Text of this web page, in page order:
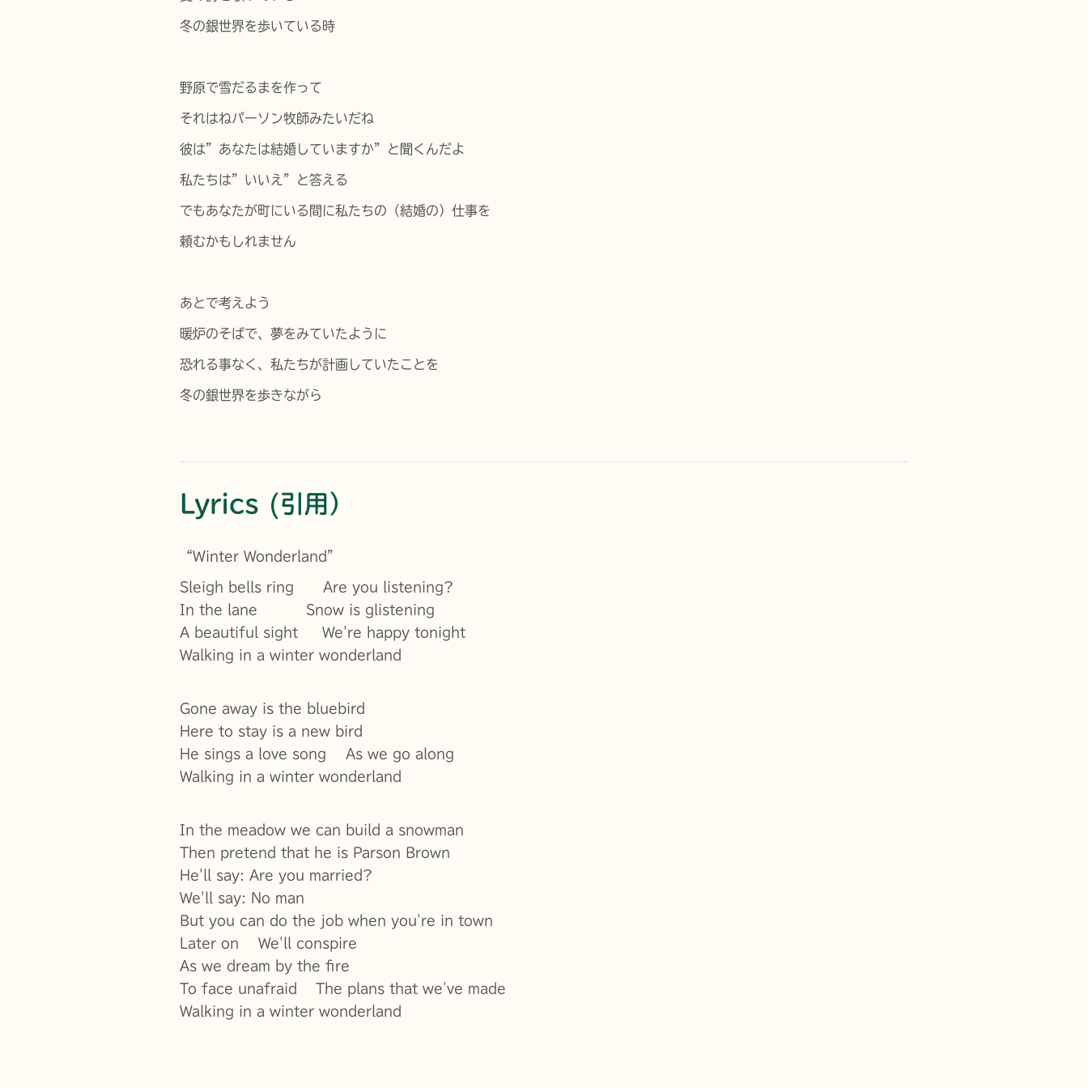
冬の銀世界を歩いている時
野原で雪だるまを作って
それはねパーソン牧師みたいだね
彼は”あなたは結婚していますか”と聞くんだよ
私たちは”いいえ”と答える
でもあなたが町にいる間に私たちの（結婚の）仕事を
頼むかもしれません
あとで考えよう
暖炉のそばで、夢をみていたように
恐れる事なく、私たちが計画していたことを
冬の銀世界を歩きながら
Lyrics (引用）
“Winter Wonderland”
Sleigh bells ring Are you listening?
In the lane Snow is glistening
A beautiful sight We're happy tonight
Walking in a winter wonderland
Gone away is the bluebird
Here to stay is a new bird
He sings a love song As we go along
Walking in a winter wonderland
In the meadow we can build a snowman
Then pretend that he is Parson Brown
He'll say: Are you married?
We'll say: No man
But you can do the job when you're in town
Later on We'll conspire
As we dream by the fire
To face unafraid The plans that we've made
Walking in a winter wonderland